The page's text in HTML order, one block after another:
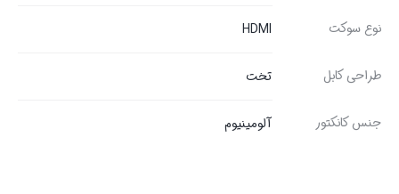
نوع سوکت HDMI
طراحی کابل تخت
جنس کانکتور آلومینیوم